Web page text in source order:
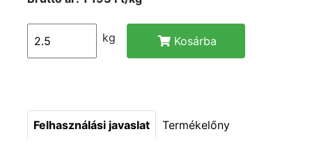
kg Kosárba
Felhasználási javaslat Termékelőny